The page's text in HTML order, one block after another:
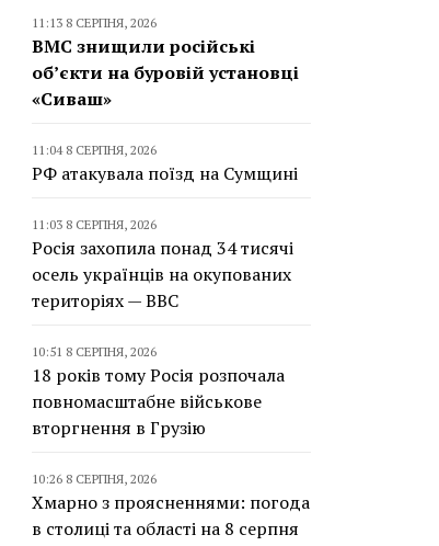
11:13 8 СЕРПНЯ, 2026
ВМС знищили російські
об’єкти на буровій установці
«Сиваш»
11:04 8 СЕРПНЯ, 2026
РФ атакувала поїзд на Сумщині
11:03 8 СЕРПНЯ, 2026
Росія захопила понад 34 тисячі
осель українців на окупованих
територіях — BBC
10:51 8 СЕРПНЯ, 2026
18 років тому Росія розпочала
повномасштабне військове
вторгнення в Грузію
10:26 8 СЕРПНЯ, 2026
Хмарно з проясненнями: погода
в столиці та області на 8 серпня